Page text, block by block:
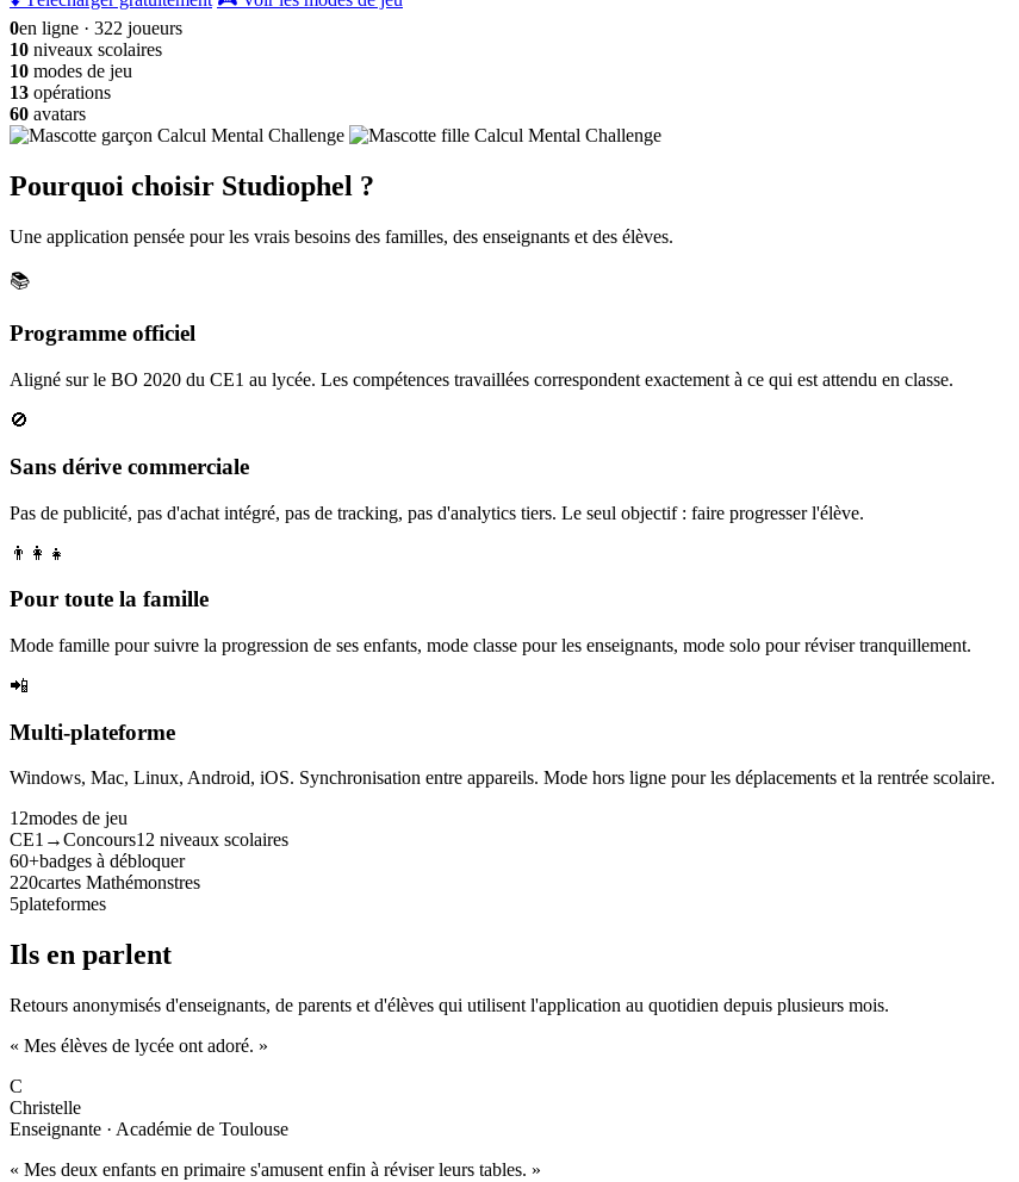
0en ligne · 322 joueurs
10 niveaux scolaires
10 modes de jeu
13 opérations
60 avatars
Pourquoi choisir Studiophel ?
Une application pensée pour les vrais besoins des familles, des enseignants et des élèves.
📚
Programme officiel
Aligné sur le BO 2020 du CE1 au lycée. Les compétences travaillées correspondent exactement à ce qui est attendu en classe.
🚫
Sans dérive commerciale
Pas de publicité, pas d'achat intégré, pas de tracking, pas d'analytics tiers. Le seul objectif : faire progresser l'élève.
👨‍👩‍👧
Pour toute la famille
Mode famille pour suivre la progression de ses enfants, mode classe pour les enseignants, mode solo pour réviser tranquillement.
📲
Multi-plateforme
Windows, Mac, Linux, Android, iOS. Synchronisation entre appareils. Mode hors ligne pour les déplacements et la rentrée scolaire.
12modes de jeu
CE1→Concours12 niveaux scolaires
60+badges à débloquer
220cartes Mathémonstres
5plateformes
Ils en parlent
Retours anonymisés d'enseignants, de parents et d'élèves qui utilisent l'application au quotidien depuis plusieurs mois.
« Mes élèves de lycée ont adoré. »
C
Christelle
Enseignante · Académie de Toulouse
« Mes deux enfants en primaire s'amusent enfin à réviser leurs tables. »